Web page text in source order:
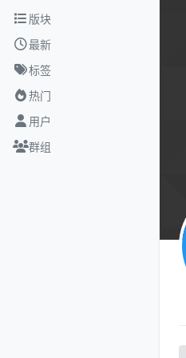
跳转至内容
版块
最新
标签
热门
用户
群组